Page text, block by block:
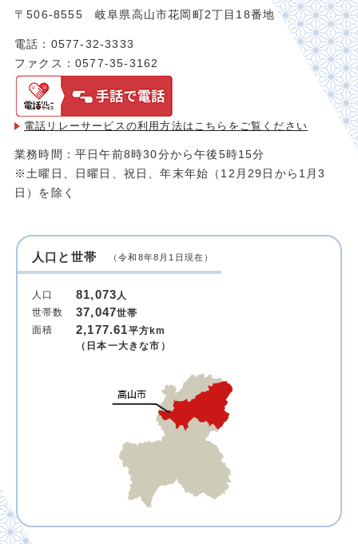
〒506-8555 岐阜県高山市花岡町2丁目18番地
電話：0577-32-3333
ファクス：0577-35-3162
電話リレーサービスの利用方法は こちらをご覧ください
業務時間：平日午前8時30分から午後5時15分
※土曜日、日曜日、祝日、年末年始（12月29日から1月3
日）を除く
人口と世帯 （令和8年8月1日現在）
人口 81,073人
世帯数
37,047世帯
面積
2,177.61平方km
（日本一大きな市）